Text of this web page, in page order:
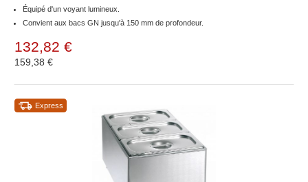
Équipé d'un voyant lumineux.
Convient aux bacs GN jusqu'à 150 mm de profondeur.
132,82 €
159,38 €
Express